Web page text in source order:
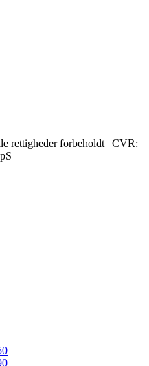
rettigheder forbeholdt | CVR: